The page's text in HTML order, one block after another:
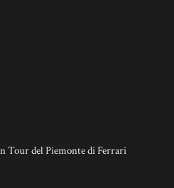
Tour del Piemonte di Ferrari